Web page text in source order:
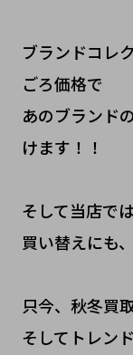
ブランドコレ
ごろ価格で
あのブランド
けます！！
そして当店で
買い替えにも
只今、秋冬買
そしてトレン